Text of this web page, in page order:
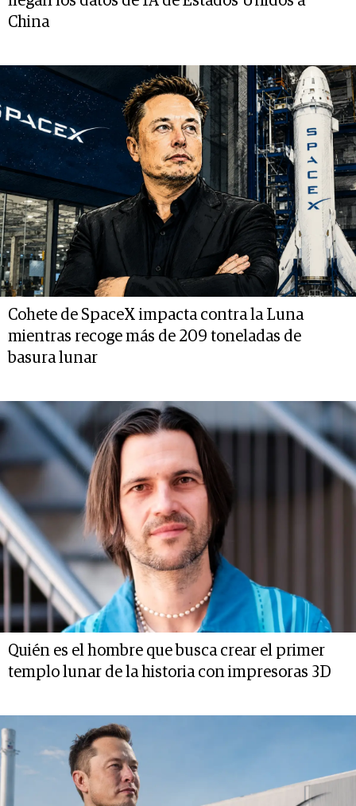
China
Cohete de SpaceX impacta contra la Luna
mientras recoge más de 209 toneladas de
basura lunar
Quién es el hombre que busca crear el primer
templo lunar de la historia con impresoras 3D